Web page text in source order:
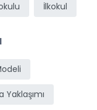
İlkokul
Yaklaşımı